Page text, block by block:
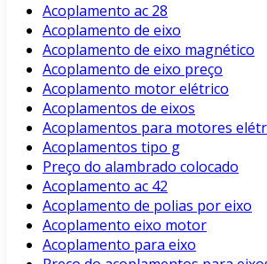
Acoplamento ac 28
Acoplamento de eixo
Acoplamento de eixo magnético
Acoplamento de eixo preço
Acoplamento motor elétrico
Acoplamentos de eixos
Acoplamentos para motores
Acoplamentos tipo g
Preço do alambrado colocado
Acoplamento ac 42
Acoplamento de polias por eixo
Acoplamento eixo motor
Acoplamento para eixo